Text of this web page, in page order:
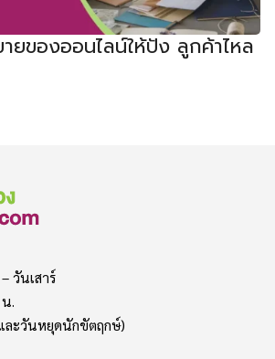
ายของออนไลน์ให้ปัง ลูกค้าไหล
วันเสาร์
.
ละวันหยุดนักขัตฤกษ์)